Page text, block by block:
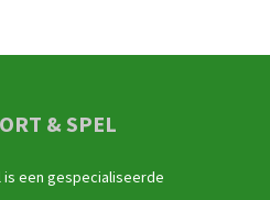
& SPEL
een gespecialiseerde